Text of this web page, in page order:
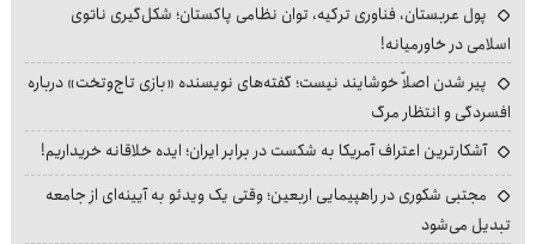
پول عربستان، فناوری ترکیه، توان نظامی پاکستان؛ شکل‌گیری ناتوی
اسلامی در خاورمیانه!
پیر شدن اصلاً خوشایند نیست؛ گفته‌های نویسنده «بازی تاج‌وتخت» درباره
افسردگی و انتظار مرگ
آشکارترین اعتراف آمریکا به شکست در برابر ایران؛ ایده خلاقانه خریداریم!
مجتبی شکوری در راهپیمایی اربعین؛ وقتی یک ویدئو به آیینه‌ای از جامعه
تبدیل می‌شود